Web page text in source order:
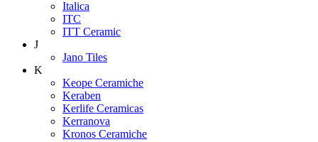
Italica
ITC
ITT Ceramic
J
Jano Tiles
K
Keope Ceramiche
Keraben
Kerlife Ceramicas
Kerranova
Kronos Ceramiche